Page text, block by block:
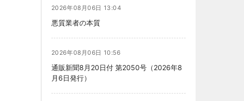
2026年08月06日 13:04
悪質業者の本質
2026年08月06日 10:56
通販新聞8月20日付 第2050号（2026年8
月6日発行）